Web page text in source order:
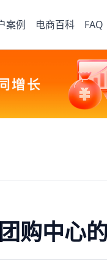
案例 电商百科 FAQ
购中心